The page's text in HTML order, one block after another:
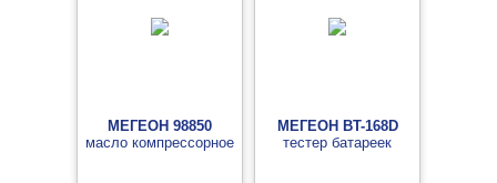
МЕГЕОН 98850
масло компрессорное
МЕГЕОН BT-168D
тестер батареек